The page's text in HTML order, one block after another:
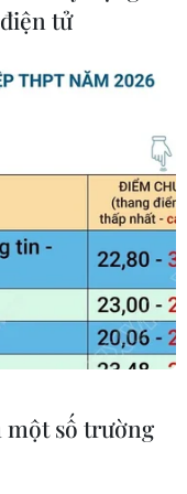
tử
số trường